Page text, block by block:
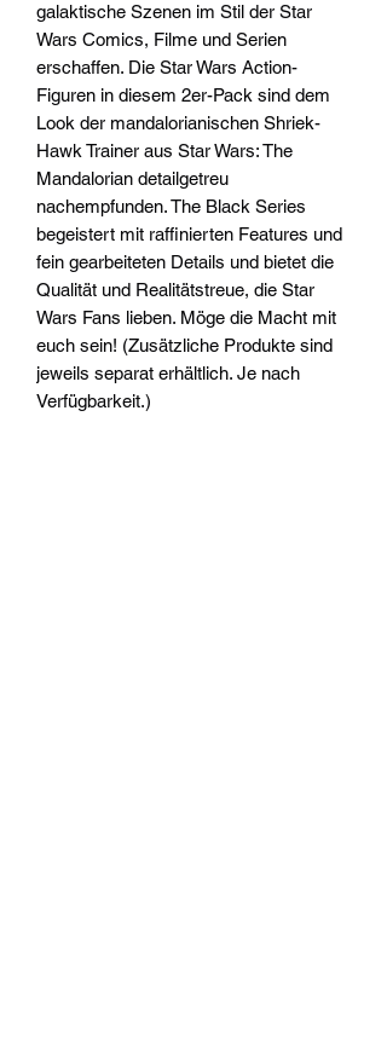
galaktische Szenen im Stil der Star
Wars Comics, Filme und Serien
erschaffen. Die Star Wars Action-
Figuren in diesem 2er-Pack sind dem
Look der mandalorianischen Shriek-
Hawk Trainer aus Star Wars: The
Mandalorian detailgetreu
nachempfunden. The Black Series
begeistert mit raffinierten Features und
fein gearbeiteten Details und bietet die
Qualität und Realitätstreue, die Star
Wars Fans lieben. Möge die Macht mit
euch sein! (Zusätzliche Produkte sind
jeweils separat erhältlich. Je nach
Verfügbarkeit.)